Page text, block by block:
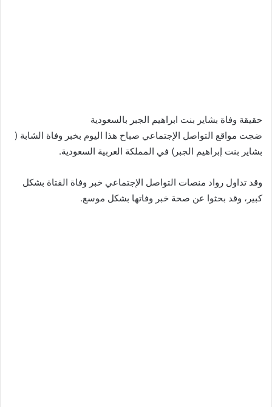
حقيقة وفاة بشاير بنت ابراهيم الجبر بالسعودية
ضجت مواقع التواصل الإجتماعي صباح هذا اليوم بخبر وفاة الشابة (
بشاير بنت إبراهيم الجبر) في المملكة العربية السعودية.
وقد تداول رواد منصات التواصل الإجتماعي خبر وفاة الفتاة بشكل
كبير، وقد بحثوا عن صحة خبر وفاتها بشكل موسع.